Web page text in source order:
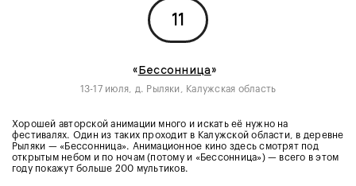
11
«Бессонница»
13-17 июля, д. Рыляки, Калужская область
Хорошей авторской анимации много и искать её нужно на
фестивалях. Один из таких проходит в Калужской области, в деревне
Рыляки — «Бессонница». Анимационное кино здесь смотрят под
открытым небом и по ночам (потому и «Бессонница») — всего в этом
году покажут больше 200 мультиков.